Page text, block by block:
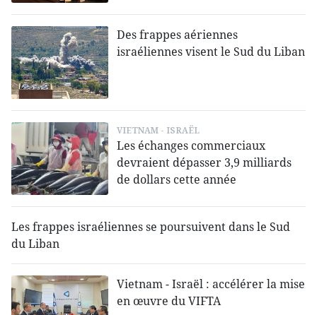
Des frappes aériennes
israéliennes visent le Sud du Liban
VIETNAM - ISRAËL
Les échanges commerciaux
devraient dépasser 3,9 milliards
de dollars cette année
Les frappes israéliennes se poursuivent dans le Sud
du Liban
Vietnam - Israël : accélérer la mise
en œuvre du VIFTA